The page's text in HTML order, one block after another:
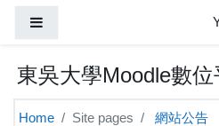
東吳大學Moodle數位
Home Site pages 網站公告